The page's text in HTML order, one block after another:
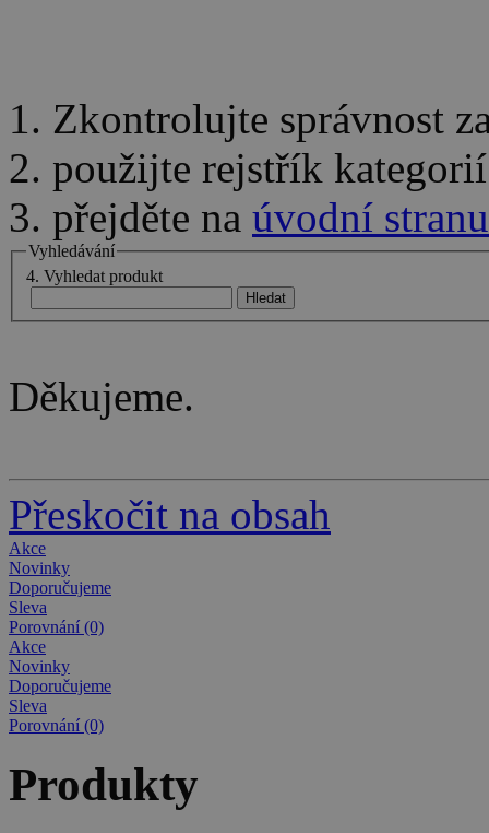
1. Zkontrolujte správnost
2. použijte rejstřík
3. přejděte na úvodní stranu
4. Vyhledat produkt
Vyhledávání
Děkujeme.
Přeskočit na obsah
Akce
Novinky
Doporučujeme
Sleva
Porovnání (0)
Akce
Novinky
Doporučujeme
Sleva
Porovnání (0)
Produkty